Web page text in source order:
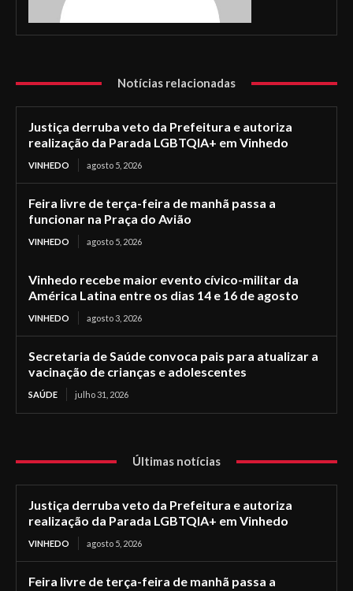
Notícias relacionadas
Justiça derruba veto da Prefeitura e autoriza
realização da Parada LGBTQIA+ em Vinhedo
VINHEDO agosto 5, 2026
Feira livre de terça-feira de manhã passa a
funcionar na Praça do Avião
VINHEDO agosto 5, 2026
Vinhedo recebe maior evento cívico-militar da
América Latina entre os dias 14 e 16 de agosto
VINHEDO agosto 3, 2026
Secretaria de Saúde convoca pais para atualizar a
vacinação de crianças e adolescentes
SAÚDE julho 31, 2026
Últimas notícias
Justiça derruba veto da Prefeitura e autoriza
realização da Parada LGBTQIA+ em Vinhedo
VINHEDO agosto 5, 2026
Feira livre de terça-feira de manhã passa a